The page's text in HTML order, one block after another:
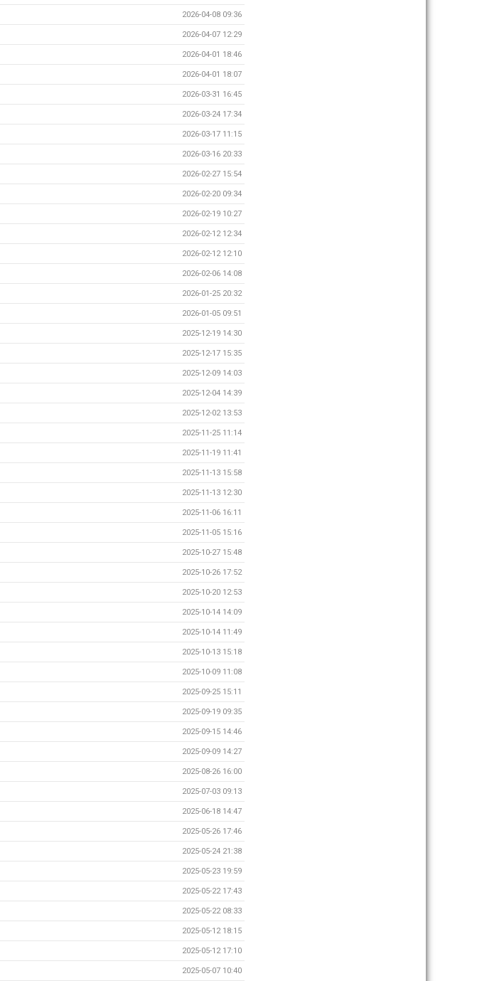
2026-04-08 09:36
2026-04-07 12:29
2026-04-01 18:46
2026-04-01 18:07
2026-03-31 16:45
2026-03-24 17:34
2026-03-17 11:15
2026-03-16 20:33
2026-02-27 15:54
2026-02-20 09:34
2026-02-19 10:27
2026-02-12 12:34
2026-02-12 12:10
2026-02-06 14:08
2026-01-25 20:32
2026-01-05 09:51
2025-12-19 14:30
2025-12-17 15:35
2025-12-09 14:03
2025-12-04 14:39
2025-12-02 13:53
2025-11-25 11:14
2025-11-19 11:41
2025-11-13 15:58
2025-11-13 12:30
2025-11-06 16:11
2025-11-05 15:16
2025-10-27 15:48
2025-10-26 17:52
2025-10-20 12:53
2025-10-14 14:09
2025-10-14 11:49
2025-10-13 15:18
2025-10-09 11:08
2025-09-25 15:11
2025-09-19 09:35
2025-09-15 14:46
2025-09-09 14:27
2025-08-26 16:00
2025-07-03 09:13
2025-06-18 14:47
2025-05-26 17:46
2025-05-24 21:38
2025-05-23 19:59
2025-05-22 17:43
2025-05-22 08:33
2025-05-12 18:15
2025-05-12 17:10
2025-05-07 10:40